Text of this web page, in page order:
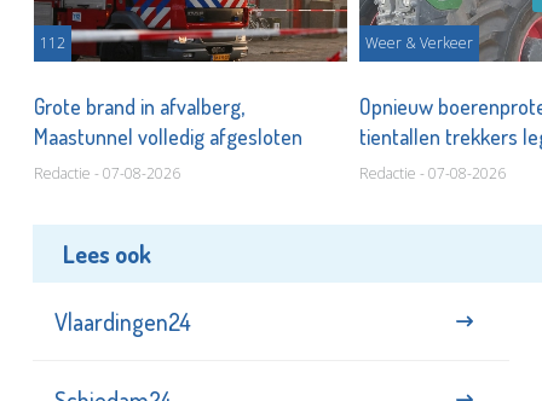
112
Grote brand in afvalberg,
Maastunnel volledig afgesloten
Redactie - 07-08-2026
Weer & Verkeer
Opnieuw
tientallen trekkers
stil
Redactie - 07-08-2026
Lees ook
Vlaardingen24